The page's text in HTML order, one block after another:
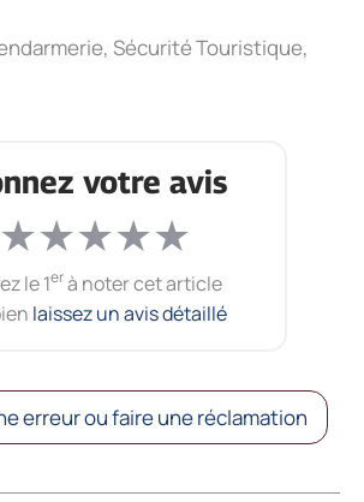
, Sécurité Touristique,
votre avis
★★★★★
le 1erà noter cet article
laissez un avis détaillé
erreur ou faire une réclamation